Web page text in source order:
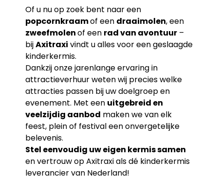
Of u nu op zoek bent naar een
popcornkraamof een draaimolen, een
zweefmolenof een rad van avontuur –
bijAxitraxi vindt u alles voor een geslaagde
kinderkermis.
Dankzij onze jarenlange ervaring in
attractieverhuur weten wij precies welke
attracties passen bij uw doelgroep en
evenement. Met een uitgebreid en
veelzijdig aanbod maken we van elk
feest, plein of festival een onvergetelijke
belevenis.
Stel eenvoudig uw eigen kermis samen
en vertrouw op Axitraxi als dé kinderkermis
leverancier van Nederland!